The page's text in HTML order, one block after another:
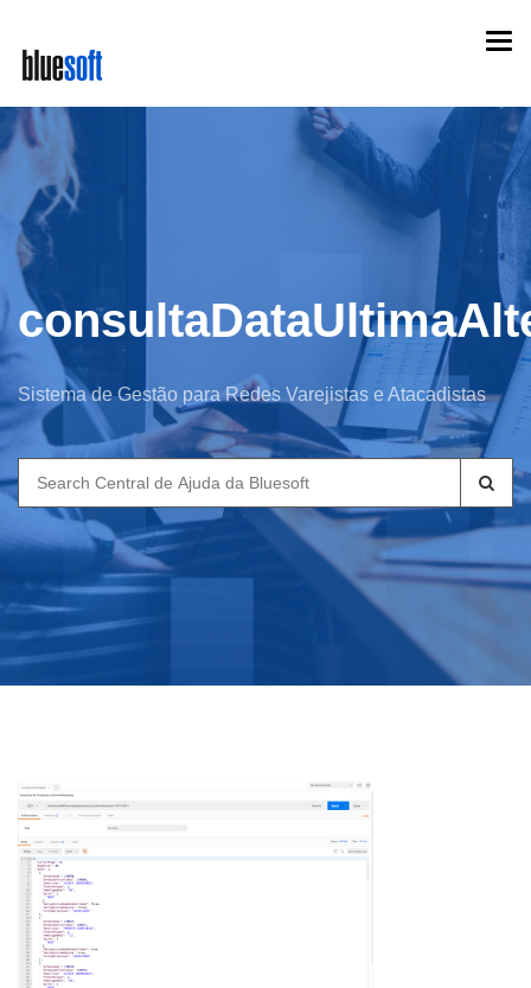
main
content
Sistema de Gestão para Redes Varejistas e Atacadistas
Search
for: